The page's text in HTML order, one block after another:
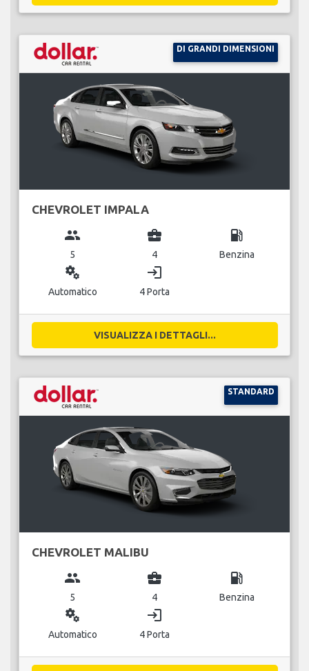
DI GRANDI DIMENSIONI
CHEVROLET IMPALA
group
5
business_center
4
local_gas_station
Benzina
miscellaneous_services
Automatico
login
4 Porta
VISUALIZZA I DETTAGLI...
STANDARD
CHEVROLET MALIBU
group
5
business_center
4
local_gas_station
Benzina
miscellaneous_services
Automatico
login
4 Porta